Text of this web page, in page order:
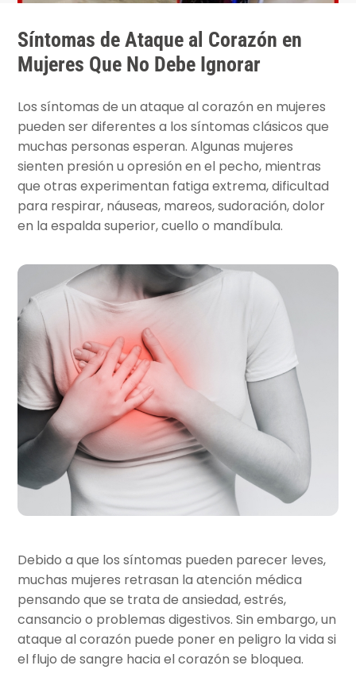
Síntomas de Ataque al Corazón en
Mujeres Que No Debe Ignorar
Los síntomas de un ataque al corazón en mujeres
pueden ser diferentes a los síntomas clásicos que
muchas personas esperan. Algunas mujeres
sienten presión u opresión en el pecho, mientras
que otras experimentan fatiga extrema, dificultad
para respirar, náuseas, mareos, sudoración, dolor
en la espalda superior, cuello o mandíbula.
Debido a que los síntomas pueden parecer leves,
muchas mujeres retrasan la atención médica
pensando que se trata de ansiedad, estrés,
cansancio o problemas digestivos. Sin embargo, un
ataque al corazón puede poner en peligro la vida si
el flujo de sangre hacia el corazón se bloquea.